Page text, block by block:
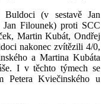
(v sestavě Jan
Filounek) proti SCC
Martin Kubát, Ondřej
nakonec zvítězili 4/0,
a Martina Kubáta
I v těchto týmech se
Petera Kviečinského u